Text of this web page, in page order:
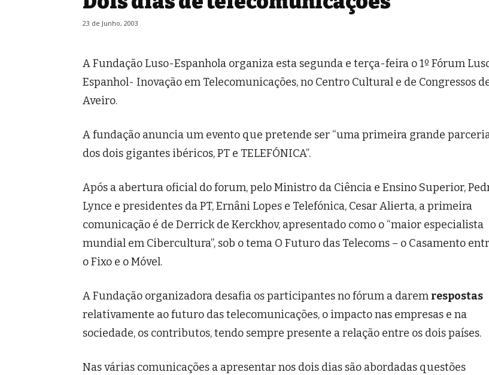
23 de Junho, 2003
A Fundação Luso-Espanhola organiza esta segunda e terça-feira o 1º Fórum
Espanhol- Inovação em Telecomunicações, no Centro Cultural e de Congressos
Aveiro.
A fundação anuncia um evento que pretende ser “uma primeira grande
dos dois gigantes ibéricos, PT e TELEFÓNICA”.
Após a abertura oficial do forum, pelo Ministro da Ciência e Ensino Superior,
Lynce e presidentes da PT, Ernâni Lopes e Telefónica, Cesar Alierta, a primeira
comunicação é de Derrick de Kerckhov, apresentado como o “maior especialista
mundial em Cibercultura”, sob o tema O Futuro das Telecoms – o Casamento
o Fixo e o Móvel.
A Fundação organizadora desafia os participantes no fórum a darem respostas
relativamente ao futuro das telecomunicações, o impacto nas empresas e na
sociedade, os contributos, tendo sempre presente a relação entre os dois países.
Nas várias comunicações a apresentar nos dois dias são abordadas questões